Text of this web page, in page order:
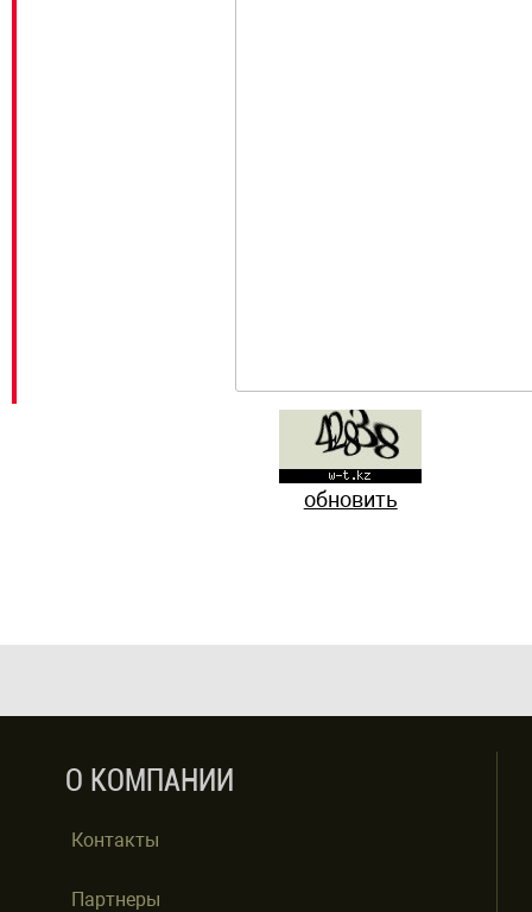
обновить
О КОМПАНИИ
Контакты
Партнеры